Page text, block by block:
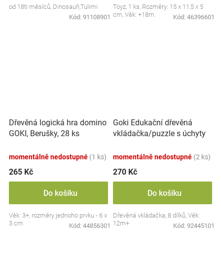
od 18ti měsíců, Dinosauři,Tulimi
Kód: 91108901
Toyz, 1 ks, Rozměry: 15 x 11,5 x 5
cm, Věk: +18m.
Kód: 46396601
Dřevěná logická hra domino
GOKI, Berušky, 28 ks
momentálně nedostupné (1 ks)
265 Kč
Do košíku
Věk: 3+, rozměry jednoho prvku - 6 x
3 cm
Kód: 44856301
Goki Edukační dřevěná
vkládačka/puzzle s úchyty
momentálně nedostupné (2 ks)
270 Kč
Do košíku
Dřevěná vkládačka, 8 dílků, Věk:
12m+
Kód: 92445101